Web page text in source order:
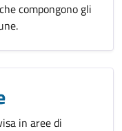
compongono gli
in aree di